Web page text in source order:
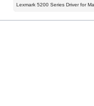
Lexmark 5200 Series Driver for